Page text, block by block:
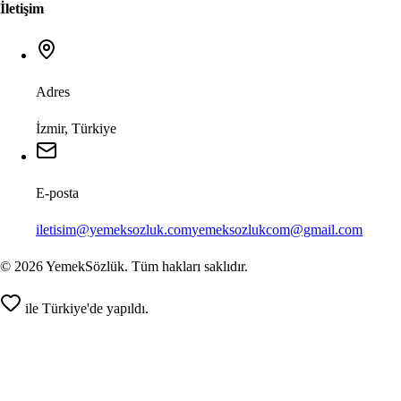
İletişim
Adres
İzmir, Türkiye
E-posta
iletisim@yemeksozluk.comyemeksozlukcom@gmail.com
© 2026YemekSözlük. Tüm hakları saklıdır.
ile Türkiye'de yapıldı.